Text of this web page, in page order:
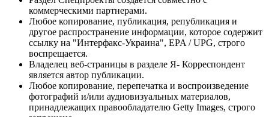
коммерческими партнерами.
Любое копирование, публикация, републикация и
другое распространение информации, которое содержит
ссылку на "Интерфакс-Украина", EPA / UPG, строго
воспрещается.
Владелец веб-страницы в разделе Я- Корреспондент
является автор публикации.
Любое копирование, перепечатка и воспроизведение
фотографий и/или аудиовизуальных материалов,
принадлежащих правообладателю Getty Images, строго